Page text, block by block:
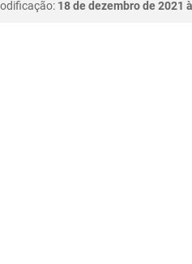
18 de dezembro de 2021